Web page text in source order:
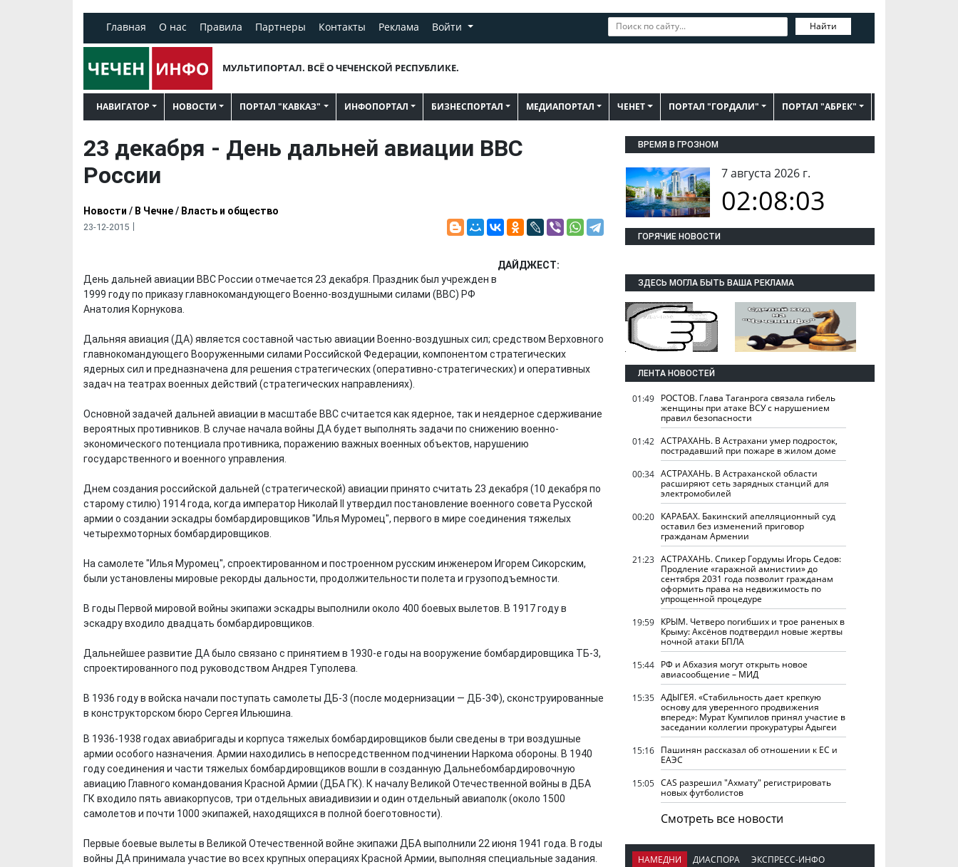
Главная О нас Правила Партнеры Контакты Реклама Войти Найти
МУЛЬТИПОРТАЛ. ВСЁ О ЧЕЧЕНСКОЙ РЕСПУБЛИКЕ.
НАВИГАТОР НОВОСТИ ПОРТАЛ "КАВКАЗ" ИНФОПОРТАЛ БИЗНЕСПОРТАЛ МЕДИАПОРТАЛ ЧЕНЕТ ПОРТАЛ "ГОРДАЛИ" ПОРТАЛ "АБРЕК"
23 декабря - День дальней авиации ВВС
России
Новости / В Чечне/ Власть и общество
23-12-2015
ДАЙДЖЕСТ:
День дальней авиации ВВС России отмечается 23 декабря. Праздник был учрежден в
1999 году по приказу главнокомандующего Военно-воздушными силами (ВВС) РФ
Анатолия Корнукова.
Дальняя авиация (ДА) является составной частью авиации Военно-воздушных сил; средством Верховного
главнокомандующего Вооруженными силами Российской Федерации, компонентом стратегических
ядерных сил и предназначена для решения стратегических (оперативно-стратегических) и оперативных
задач на театрах военных действий (стратегических направлениях).
Основной задачей дальней авиации в масштабе ВВС считается как ядерное, так и неядерное сдерживание
вероятных противников. В случае начала войны ДА будет выполнять задачи по снижению военно-
экономического потенциала противника, поражению важных военных объектов, нарушению
государственного и военного управления.
Днем создания российской дальней (стратегической) авиации принято считать 23 декабря (10 декабря по
старому стилю) 1914 года, когда император Николай II утвердил постановление военного совета Русской
армии о создании эскадры бомбардировщиков "Илья Муромец", первого в мире соединения тяжелых
четырехмоторных бомбардировщиков.
На самолете "Илья Муромец", спроектированном и построенном русским инженером Игорем Сикорским,
были установлены мировые рекорды дальности, продолжительности полета и грузоподъемности.
В годы Первой мировой войны экипажи эскадры выполнили около 400 боевых вылетов. В 1917 году в
эскадру входило двадцать бомбардировщиков.
Дальнейшее развитие ДА было связано с принятием в 1930-е годы на вооружение бомбардировщика ТБ-3,
спроектированного под руководством Андрея Туполева.
В 1936 году в войска начали поступать самолеты ДБ-3 (после модернизации — ДБ-3Ф), сконструированные
в конструкторском бюро Сергея Ильюшина.
В 1936-1938 годах авиабригады и корпуса тяжелых бомбардировщиков были сведены в три воздушные
армии особого назначения. Армии находились в непосредственном подчинении Наркома обороны. В 1940
году соединения и части тяжелых бомбардировщиков вошли в созданную Дальнебомбардировочную
авиацию Главного командования Красной Армии (ДБА ГК). К началу Великой Отечественной войны в ДБА
ГК входило пять авиакорпусов, три отдельных авиадивизии и один отдельный авиаполк (около 1500
самолетов и почти 1000 экипажей, находящихся в полной боеготовности).
Первые боевые вылеты в Великой Отечественной войне экипажи ДБА выполнили 22 июня 1941 года. В годы
войны ДА принимала участие во всех крупных операциях Красной Армии, выполняя специальные задания.
ВРЕМЯ В ГРОЗНОМ
7 августа 2026 г.
02:08:04
ГОРЯЧИЕ НОВОСТИ
ЗДЕСЬ МОГЛА БЫТЬ ВАША РЕКЛАМА
ЛЕНТА НОВОСТЕЙ
01:49 РОСТОВ. Глава Таганрога связала гибель
женщины при атаке ВСУ с нарушением
правил безопасности
01:42 АСТРАХАНЬ. В Астрахани умер подросток,
пострадавший при пожаре в жилом доме
00:34 АСТРАХАНЬ. В Астраханской области
расширяют сеть зарядных станций для
электромобилей
00:20 КАРАБАХ. Бакинский апелляционный суд
оставил без изменений приговор
гражданам Армении
21:23 АСТРАХАНЬ. Спикер Гордумы Игорь Седов:
Продление «гаражной амнистии» до
сентября 2031 года позволит гражданам
оформить права на недвижимость по
упрощенной процедуре
19:59 КРЫМ. Четверо погибших и трое раненых в
Крыму: Аксёнов подтвердил новые жертвы
ночной атаки БПЛА
15:44 РФ и Абхазия могут открыть новое
авиасообщение – МИД
15:35 АДЫГЕЯ. «Стабильность дает крепкую
основу для уверенного продвижения
вперед»: Мурат Кумпилов принял участие в
заседании коллегии прокуратуры Адыгеи
15:16 Пашинян рассказал об отношении к ЕС и
ЕАЭС
15:05 CAS разрешил "Ахмату" регистрировать
новых футболистов
Смотреть все новости
НАМЕДНИ ДИАСПОРА ЭКСПРЕСС-ИНФО